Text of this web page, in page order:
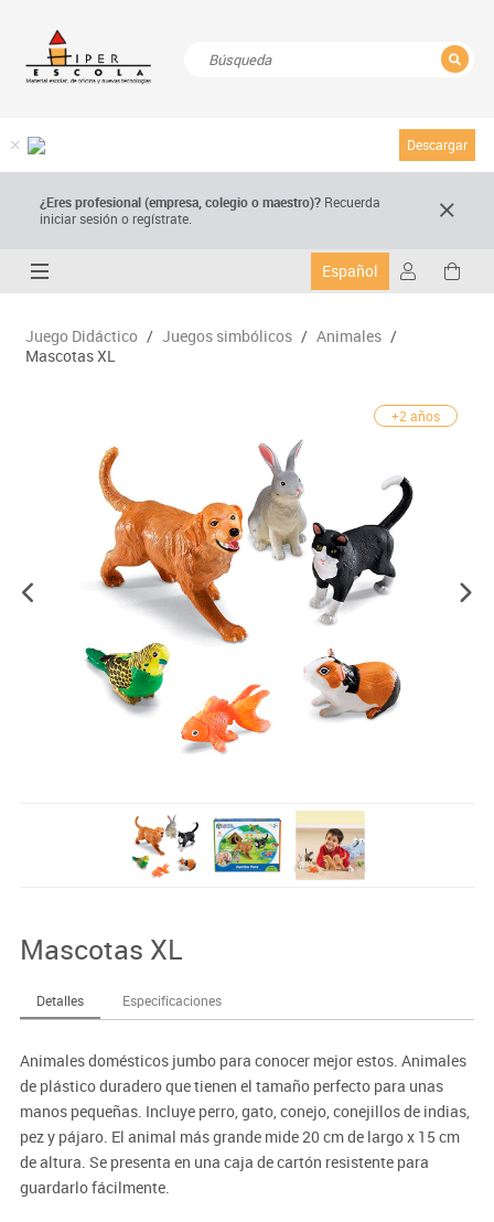
Descargar
¿Eres profesional (empresa, colegio o maestro)? Recuerda
iniciar sesión o regístrate.
Español
Juego Didáctico / Juegos simbólicos / Animales /
Mascotas XL
+2 años
Mascotas XL
Detalles Especificaciones
Animales domésticos jumbo para conocer mejor estos. Animales
de plástico duradero que tienen el tamaño perfecto para unas
manos pequeñas. Incluye perro, gato, conejo, conejillos de indias,
pez y pájaro. El animal más grande mide 20 cm de largo x 15 cm
de altura. Se presenta en una caja de cartón resistente para
guardarlo fácilmente.